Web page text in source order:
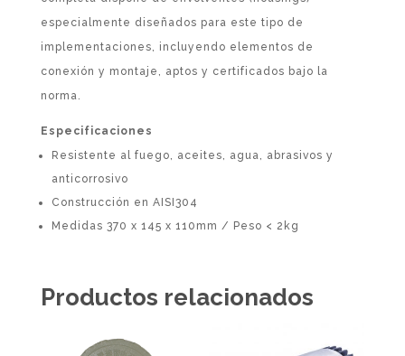
especialmente diseñados para este tipo de
implementaciones, incluyendo elementos de
conexión y montaje, aptos y certificados bajo la
norma.
Especificaciones
Resistente al fuego, aceites, agua, abrasivos y
anticorrosivo
Construcción en AISI304
Medidas 370 x 145 x 110mm / Peso < 2kg
Productos relacionados